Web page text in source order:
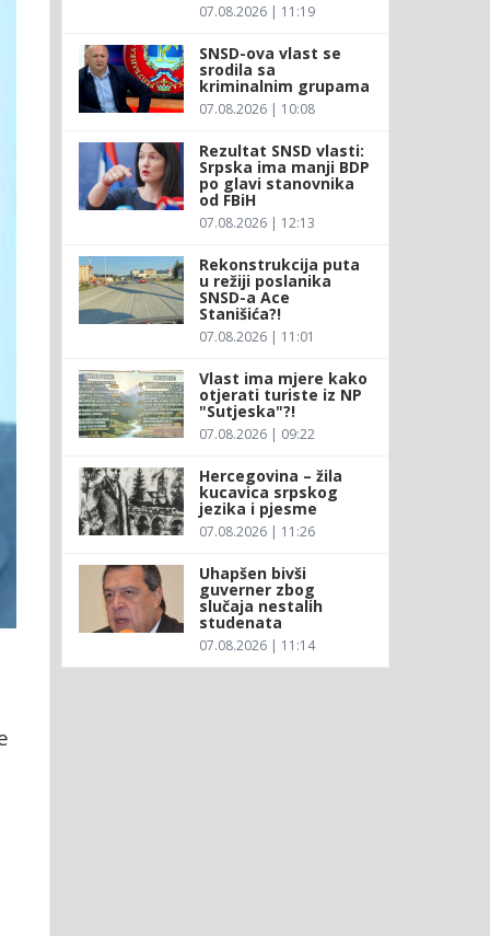
07.08.2026 | 11:19
SNSD-ova vlast se
srodila sa
kriminalnim grupama
07.08.2026 | 10:08
Rezultat SNSD vlasti:
Srpska ima manji BDP
po glavi stanovnika
od FBiH
07.08.2026 | 12:13
Rekonstrukcija puta
u režiji poslanika
SNSD-a Ace
Stanišića?!
07.08.2026 | 11:01
Vlast ima mjere kako
otjerati turiste iz NP
"Sutjeska"?!
07.08.2026 | 09:22
Hercegovina – žila
kucavica srpskog
jezika i pjesme
07.08.2026 | 11:26
Uhapšen bivši
guverner zbog
slučaja nestalih
studenata
07.08.2026 | 11:14